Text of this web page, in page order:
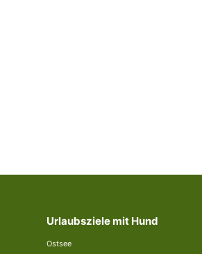
Urlaubsziele mit Hund
Ostsee